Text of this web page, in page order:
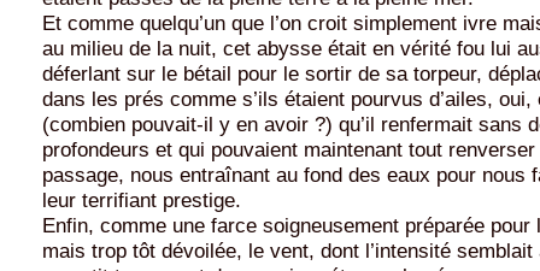
Et comme quelqu’un que l’on croit simplement ivre
au milieu de la nuit, cet abysse était en vérité fou lui
déferlant sur le bétail pour le sortir de sa torpeur,
dans les prés comme s’ils étaient pourvus d’ailes,
(combien pouvait-il y en avoir ?) qu’il renfermait sans
profondeurs et qui pouvaient maintenant tout
passage, nous entraînant au fond des eaux pour nous
leur terrifiant prestige.
Enfin, comme une farce soigneusement préparée pour
mais trop tôt dévoilée, le vent, dont l’intensité